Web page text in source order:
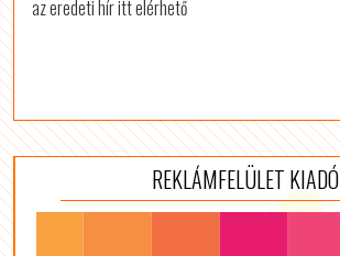
az eredeti hír itt elérhető
REKLÁMFELÜLET KIADÓ